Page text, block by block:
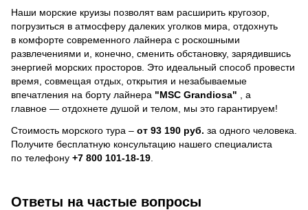
Наши морские круизы позволят вам расширить кругозор,
погрузиться в атмосферу далеких уголков мира, отдохнуть
в комфорте современного лайнера с роскошными
развлечениями и, конечно, сменить обстановку, зарядившись
энергией морских просторов. Это идеальный способ провести
время, совмещая отдых, открытия и незабываемые
впечатления на борту лайнера "MSC Grandiosa"
, a
главное — отдохнете душой и телом, мы это гарантируем!
Стоимость морского тура – от 93 190 руб. за одного человека.
Получите бесплатную консультацию нашего специалиста
по телефону +7 800 101-18-19
Ответы на частые вопросы